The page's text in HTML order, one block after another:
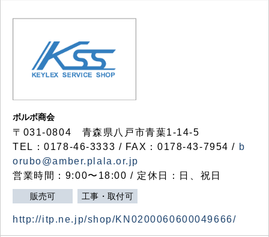
ボルボ商会
〒031-0804 青森県八戸市青葉1-14-5
TEL：0178-46-3333 / FAX：0178-43-7954 / b
orubo@amber.plala.or.jp
営業時間：9:00〜18:00 / 定休日：日、祝日
販売可 工事・取付可
http://itp.ne.jp/shop/KN0200060600049666/